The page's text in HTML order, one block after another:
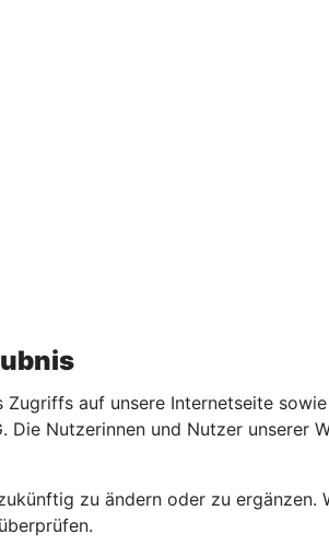
auf unsere Internetseite
Die Nutzerinnen und Nutzer
zu ändern oder zu ergänzen.